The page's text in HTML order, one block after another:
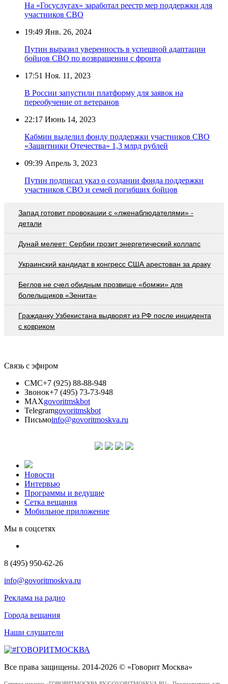
На «Госуслугах» заработал реестр мер поддержки для
участников СВО
19:49 Янв. 26, 2024
Путин выразил уверенность в успешной адаптации
бойцов СВО по возвращении с фронта
17:51 Ноя. 11, 2023
В России запустили платформу для заявок на
переобучение от ветеранов
22:17 Июнь 14, 2023
Кабмин выделил фонду поддержки участников СВО
«Защитники Отечества» 1,3 млрд рублей
09:39 Апрель 3, 2023
Путин подписал указ о создании фонда поддержки
участников СВО и семей погибших бойцов
Запад готовит провокации с «лженаблюдателями» -
детали
Дунай мелеет: Сербии грозит энергетический коллапс
Украинский кандидат в конгресс США арестован за драку
Беглов не счел обидным прозвище «бомжи» для
болельщиков «Зенита»
Гражданку Узбекистана выдворят из РФ после инцидента
с ковриком
Связь с эфиром
СМС+7 (925) 88-88-948
Звонок+7 (495) 73-73-948
MAXgovoritmskbot
Telegramgovoritmskbot
Письмоinfo@govoritmoskva.ru
Новости
Интервью
Программы и ведущие
Сетка вещания
Мобильное приложение
Мы в соцсетях
8 (495) 950-62-26
info@govoritmoskva.ru
Реклама на радио
Города вещания
Наши слушатели
Все права защищены. 2014-2026 © «Говорит Москва»